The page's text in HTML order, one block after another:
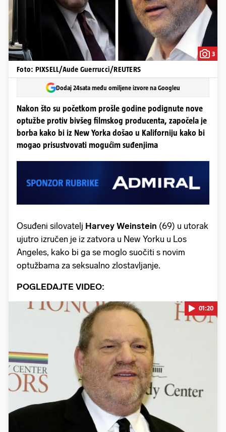
3
Foto: PIXSELL/Aude Guerrucci/REUTERS
Dodaj 24sata među omiljene izvore na Googleu
Nakon što su početkom prošle godine podignute nove
optužbe protiv bivšeg filmskog producenta, započela je
borba kako bi iz New Yorka došao u Kaliforniju kako bi
mogao prisustvovati mogućim suđenjima
Osuđeni silovatelj Harvey Weinstein (69) u utorak
ujutro izručen je iz zatvora u New Yorku u Los
Angeles, kako bi ga se moglo suočiti s novim
optužbama za seksualno zlostavljanje.
POGLEDAJTE VIDEO:
Pokretanje videa...
01:20